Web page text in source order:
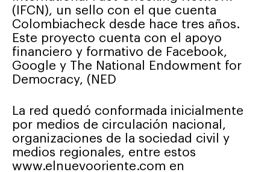
(IFCN), un sello con el que cuenta
Colombiacheck desde hace tres años.
Este proyecto cuenta con el apoyo
financiero y formativo de Facebook,
Google y The National Endowment for
Democracy, (NED
La red quedó conformada inicialmente
por medios de circulación nacional,
organizaciones de la sociedad civil y
medios regionales, entre estos
www.elnuevooriente.com en